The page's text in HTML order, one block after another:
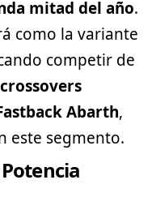
mitad del año.
como la variante
competir de
crossovers
Abarth,
este segmento.